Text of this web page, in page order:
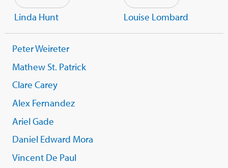
Linda Hunt Louise Lombard
Peter Weireter
Mathew St. Patrick
Clare Carey
Alex Fernandez
Ariel Gade
Daniel Edward Mora
Vincent De Paul